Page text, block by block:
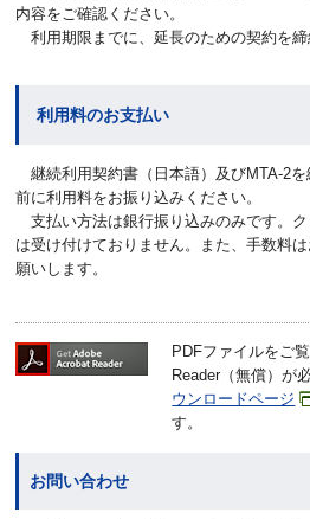
内容をご確認ください。
利用期限までに、延長のための契約を締
利用料のお支払い
継続利用契約書（日本語）及びMTA-2
前に利用料をお振り込みください。
支払い方法は銀行振り込みのみです。
は受け付けておりません。また、手数料
願いします。
PDFファイルをご
Reader（無償）が
ウンロードページ
す。
お問い合わせ